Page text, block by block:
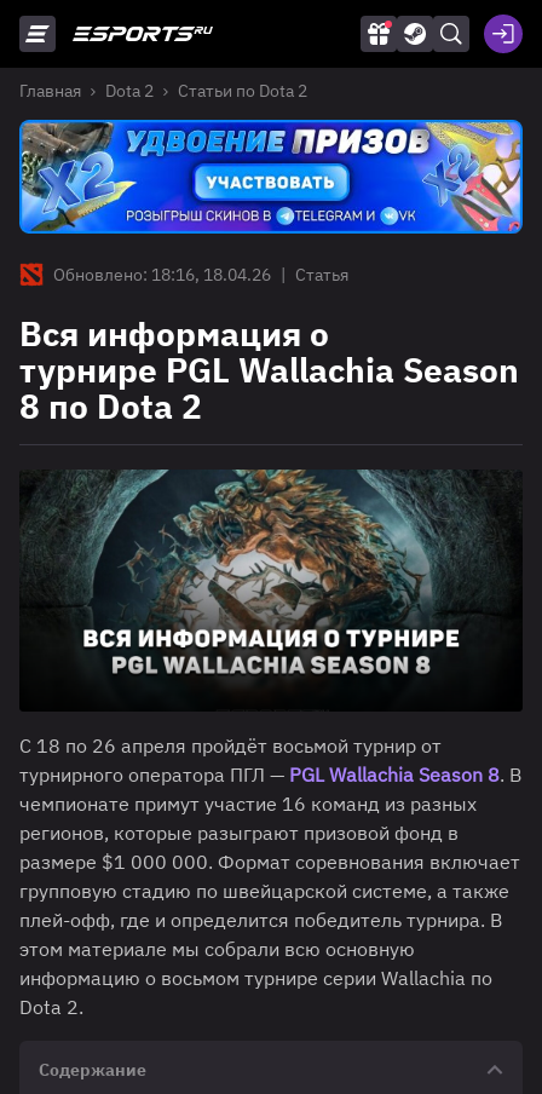
Главная Dota 2 Статьи по Dota 2
Обновлено: 18:16, 18.04.26 | Статья
Вся информация о
турнире PGL Wallachia Season
8 по Dota 2
С 18 по 26 апреля пройдёт восьмой турнир от
турнирного оператора ПГЛ — PGL Wallachia Season 8. В
чемпионате примут участие 16 команд из разных
регионов, которые разыграют призовой фонд в
размере $1 000 000. Формат соревнования включает
групповую стадию по швейцарской системе, а также
плей-офф, где и определится победитель турнира. В
этом материале мы собрали всю основную
информацию о восьмом турнире серии Wallachia по
Dota 2.
Содержание